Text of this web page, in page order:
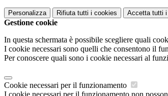
Personalizza Rifiuta tutti i cookies Accetta tutti i
Gestione cookie
In questa schermata è possibile scegliere quali
I cookie necessari sono quelli che consentono il
Per conoscere quali sono i cookie necessari al
Cookie necessari per il funzionamento